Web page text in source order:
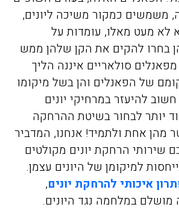
משמשים כמקור משיכה ליונים,
לא מעט מאלו, עומדות על
בחרו להקים את הקן שלהן ממש
סולאריים איננה הליך
של הפאנלים והן בשל מיקומו
להיעזר במרחיקי יונים
יותר לבחור בשיטת ההרחקה
מהן אחת ולתמיד! אנחנו, המדביר
שירותי הרחקת יונים מקולטים
למיקומן של היונים עצמן.
איכותי להרחקת יונים,
במלחמה נגד היונים.